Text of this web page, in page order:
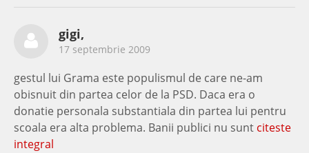
gigi,
17 septembrie 2009
gestul lui Grama este populismul de care ne-am
obisnuit din partea celor de la PSD. Daca era o
donatie personala substantiala din partea lui pentru
scoala era alta problema. Banii publici nu sunt citeste
integral